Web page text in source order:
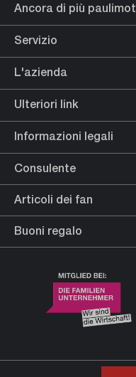
Ancora di più paulimot
Servizio
L'azienda
Ulteriori link
Informazioni legali
Consulente
Articoli dei fan
Buoni regalo